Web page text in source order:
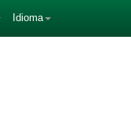
Idioma